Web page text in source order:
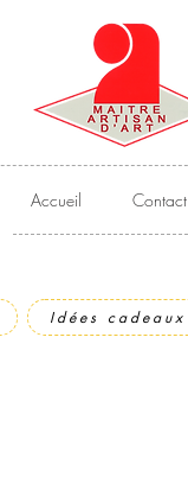
Accueil Contact
Idées cadeaux